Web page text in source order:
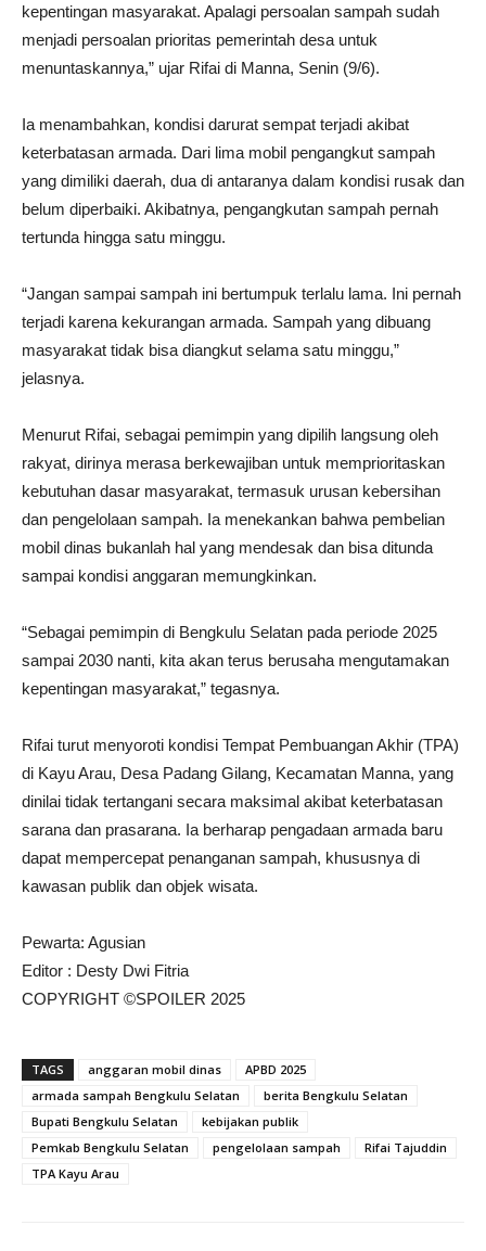
kepentingan masyarakat. Apalagi persoalan sampah sudah
menjadi persoalan prioritas pemerintah desa untuk
menuntaskannya,” ujar Rifai di Manna, Senin (9/6).
Ia menambahkan, kondisi darurat sempat terjadi akibat
keterbatasan armada. Dari lima mobil pengangkut sampah
yang dimiliki daerah, dua di antaranya dalam kondisi rusak dan
belum diperbaiki. Akibatnya, pengangkutan sampah pernah
tertunda hingga satu minggu.
“Jangan sampai sampah ini bertumpuk terlalu lama. Ini pernah
terjadi karena kekurangan armada. Sampah yang dibuang
masyarakat tidak bisa diangkut selama satu minggu,”
jelasnya.
Menurut Rifai, sebagai pemimpin yang dipilih langsung oleh
rakyat, dirinya merasa berkewajiban untuk memprioritaskan
kebutuhan dasar masyarakat, termasuk urusan kebersihan
dan pengelolaan sampah. Ia menekankan bahwa pembelian
mobil dinas bukanlah hal yang mendesak dan bisa ditunda
sampai kondisi anggaran memungkinkan.
“Sebagai pemimpin di Bengkulu Selatan pada periode 2025
sampai 2030 nanti, kita akan terus berusaha mengutamakan
kepentingan masyarakat,” tegasnya.
Rifai turut menyoroti kondisi Tempat Pembuangan Akhir (TPA)
di Kayu Arau, Desa Padang Gilang, Kecamatan Manna, yang
dinilai tidak tertangani secara maksimal akibat keterbatasan
sarana dan prasarana. Ia berharap pengadaan armada baru
dapat mempercepat penanganan sampah, khususnya di
kawasan publik dan objek wisata.
Pewarta: Agusian
Editor : Desty Dwi Fitria
COPYRIGHT ©SPOILER 2025
TAGS anggaran mobil dinas
APBD 2025
armada sampah Bengkulu Selatan
berita Bengkulu Selatan
Bupati Bengkulu Selatan
kebijakan publik
Pemkab Bengkulu Selatan
pengelolaan sampah
Rifai Tajuddin
TPA Kayu Arau